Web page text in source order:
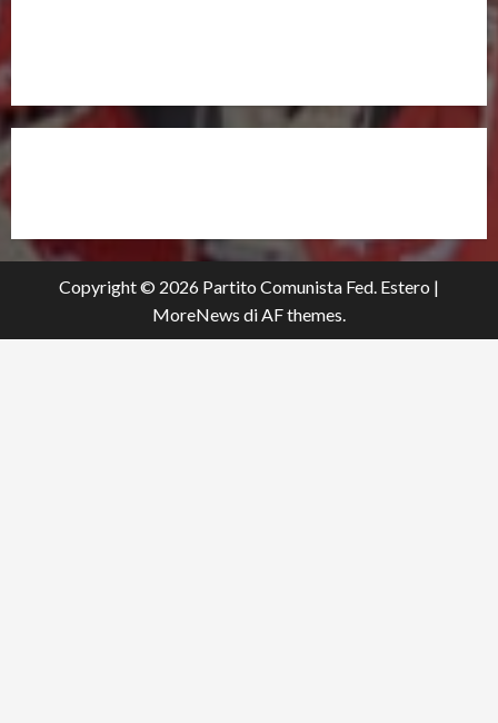
Copyright © 2026 Partito Comunista Fed. Estero |
MoreNews di AF themes.